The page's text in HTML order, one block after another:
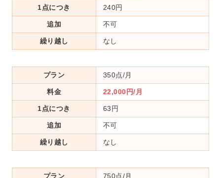
1点につき 240円
追加 不可
繰り越し なし
プラン 350点/月
料金 22,000円/月
1点につき 63円
追加 不可
繰り越し なし
プラン 750点/月